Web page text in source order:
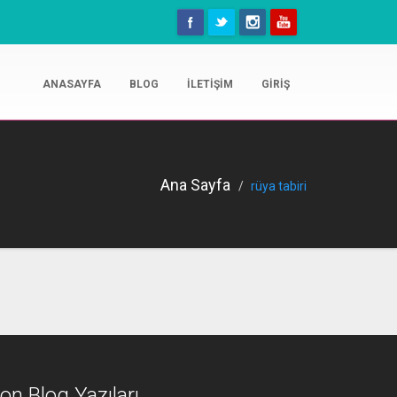
ANASAYFA BLOG İLETIŞIM GIRIŞ
Ana Sayfa rüya tabiri